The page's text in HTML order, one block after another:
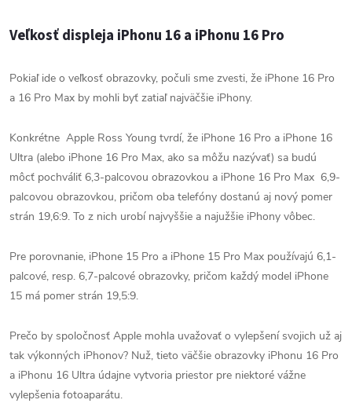
Veľkosť displeja iPhonu 16 a iPhonu 16 Pro
Pokiaľ ide o veľkosť obrazovky, počuli sme zvesti, že iPhone 16 Pro
a 16 Pro Max by mohli byť zatiaľ najväčšie iPhony.
Konkrétne Apple Ross Young tvrdí, že iPhone 16 Pro a iPhone 16
Ultra (alebo iPhone 16 Pro Max, ako sa môžu nazývať) sa budú
môcť pochváliť 6,3-palcovou obrazovkou a iPhone 16 Pro Max 6,9-
palcovou obrazovkou, pričom oba telefóny dostanú aj nový pomer
strán 19,6:9. To z nich urobí najvyššie a najužšie iPhony vôbec.
Pre porovnanie, iPhone 15 Pro a iPhone 15 Pro Max používajú 6,1-
palcové, resp. 6,7-palcové obrazovky, pričom každý model iPhone
15 má pomer strán 19,5:9.
Prečo by spoločnosť Apple mohla uvažovať o vylepšení svojich už aj
tak výkonných iPhonov? Nuž, tieto väčšie obrazovky iPhonu 16 Pro
a iPhonu 16 Ultra údajne vytvoria priestor pre niektoré vážne
vylepšenia fotoaparátu.